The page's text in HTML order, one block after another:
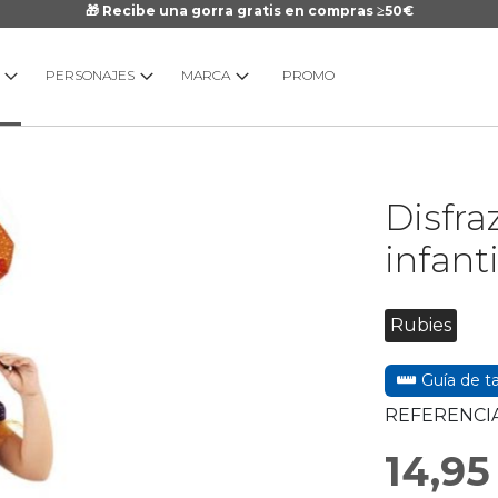
🎁 Recibe una gorra gratis en compras ≥50€
PERSONAJES MARCA PROMO
Rubies
Guía de
galería
imágenes